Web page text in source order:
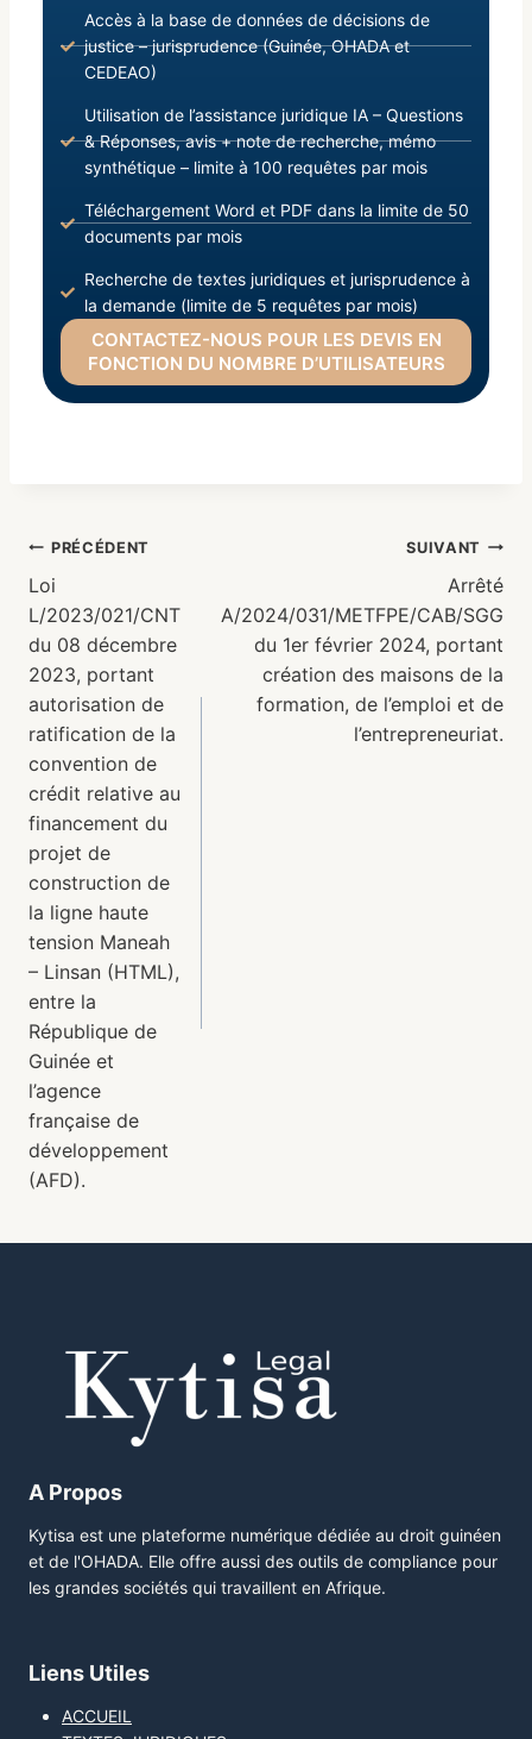
Accès à la base de données de décisions de
justice – jurisprudence (Guinée, OHADA et
CEDEAO)
Utilisation de l’assistance juridique IA – Questions
& Réponses, avis + note de recherche, mémo
synthétique – limite à 100 requêtes par mois
Téléchargement Word et PDF dans la limite de 50
documents par mois
Recherche de textes juridiques et jurisprudence à
la demande (limite de 5 requêtes par mois)
CONTACTEZ-NOUS POUR LES DEVIS EN
FONCTION DU NOMBRE D’UTILISATEURS
PRÉCÉDENT
Loi
L/2023/021/CNT
du 08 décembre
2023, portant
autorisation de
ratification de la
convention de
crédit relative au
financement du
projet de
construction de
la ligne haute
tension Maneah
– Linsan (HTML),
entre la
République de
Guinée et
l’agence
française de
développement
(AFD).
SUIVANT
Arrêté
A/2024/031/METFPE/CAB/SGG
du 1er février 2024, portant
création des maisons de la
formation, de l’emploi et de
l’entrepreneuriat.
A Propos
Kytisa est une plateforme numérique dédiée au droit guinéen
et de l'OHADA. Elle offre aussi des outils de compliance pour
les grandes sociétés qui travaillent en Afrique.
Liens Utiles
ACCUEIL